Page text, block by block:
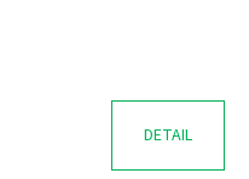
DETAIL